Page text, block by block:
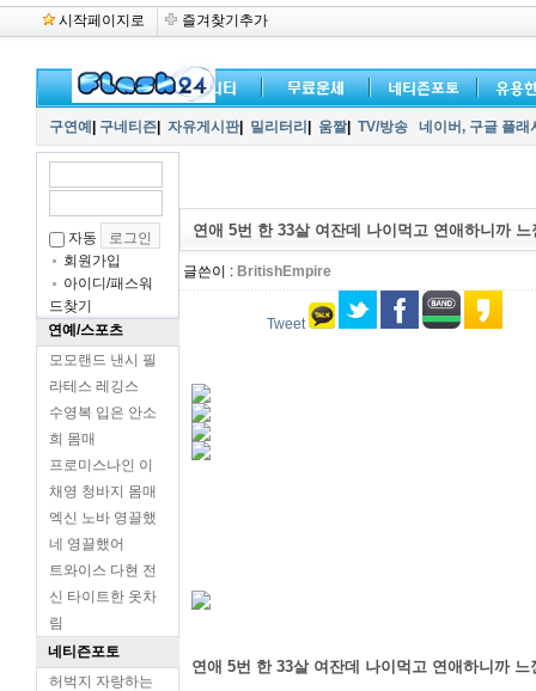
시작페이지로 즐겨찾기추가
구연예 구네티즌 자유게시판| 밀리터리 움짤| TV/방송 네이버, 구글 플
자동
회원가입
아이디/패스워
드찾기
연예/스포츠
모모랜드 낸시 필
라테스 레깅스
수영복 입은 안소
희 몸매
프로미스나인 이
채영 청바지 몸매
엑신 노바 영끌했
네 영끌했어
트와이스 다현 전
신 타이트한 옷차
림
네티즌포토
허벅지 자랑하는
연애 5번 한 33살 여잔데 나이먹고 연애하니까 느
글쓴이 : BritishEmpire
Tweet
연애 5번 한 33살 여잔데 나이먹고 연애하니까 느